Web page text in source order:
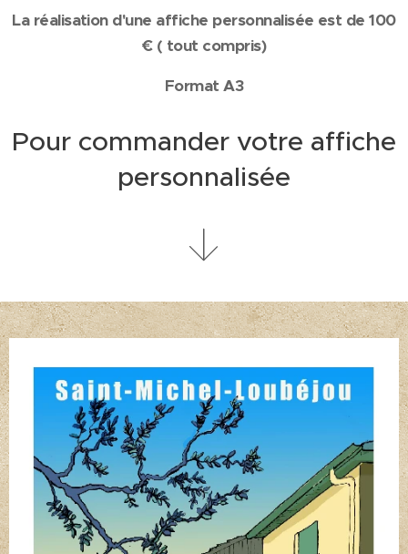
La réalisation d'une affiche personnalisée est de 100
€ ( tout compris)
Format A3
Pour commander votre affiche
personnalisée